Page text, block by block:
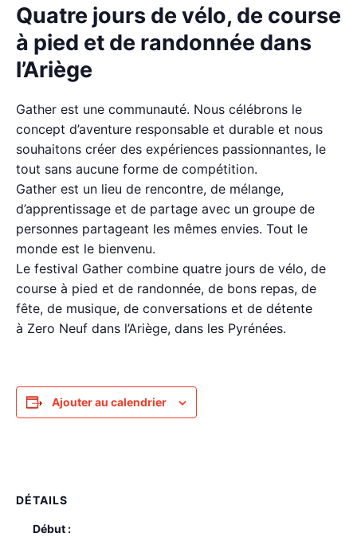
Quatre jours de vélo, de course
à pied et de randonnée dans
l’Ariège
Gather est une communauté. Nous célébrons le
concept d’aventure responsable et durable et nous
souhaitons créer des expériences passionnantes, le
tout sans aucune forme de compétition.
Gather est un lieu de rencontre, de mélange,
d’apprentissage et de partage avec un groupe de
personnes partageant les mêmes envies. Tout le
monde est le bienvenu.
Le festival Gather combine quatre jours de vélo, de
course à pied et de randonnée, de bons repas, de
fête, de musique, de conversations et de détente
à Zero Neuf dans l’Ariège, dans les Pyrénées.
Ajouter au calendrier
DÉTAILS
Début :